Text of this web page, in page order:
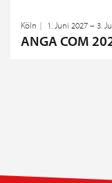
Köln 1. Juni 2027 – 3.
ANGA COM